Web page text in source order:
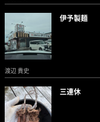
伊予製麺
渡辺 貴史
三連休